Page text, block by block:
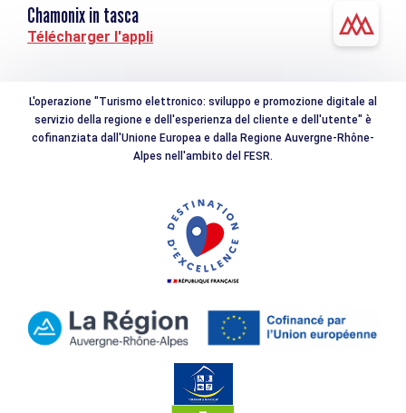
Chamonix in tasca
Télécharger l'appli
L'operazione "Turismo elettronico: sviluppo e promozione digitale al
servizio della regione e dell'esperienza del cliente e dell'utente" è
cofinanziata dall'Unione Europea e dalla Regione Auvergne-Rhône-
Alpes nell'ambito del FESR.